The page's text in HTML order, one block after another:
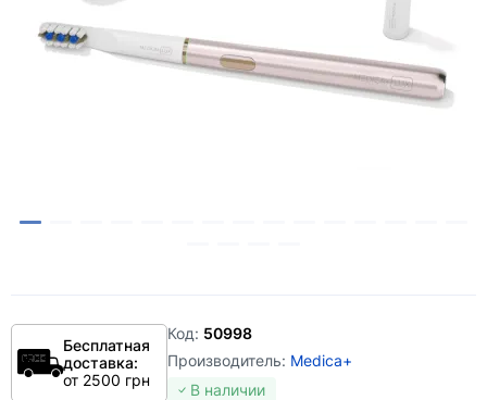
Бесплатная
доставка:
от 2500 грн
Код: 50998
Производитель: Medica+
В наличии